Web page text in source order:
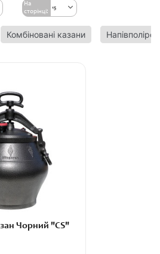
На
сторінці:
15
Комбіновані казани
Чорний "CS"